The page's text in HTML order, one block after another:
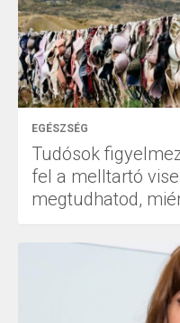
EGÉSZSÉG
Tudósok
fel a melltartó
megtudhatod,